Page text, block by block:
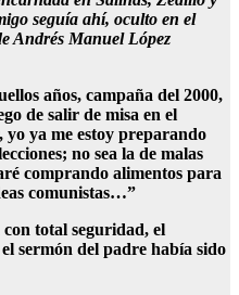
seguía ahí, oculto en el
Andrés Manuel López
años, campaña del 2000,
de salir de misa en el
ya me estoy preparando
no sea la de malas
comprando alimentos para
comunistas…”
total seguridad, el
sermón del padre había sido